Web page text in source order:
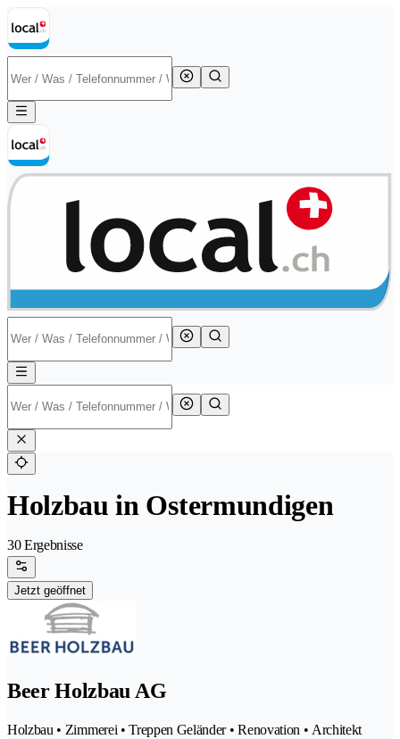
Holzbau in Ostermundigen
30 Ergebnisse
Jetzt geöffnet
Beer Holzbau AG
Holzbau • Zimmerei • Treppen Geländer • Renovation • Architekt